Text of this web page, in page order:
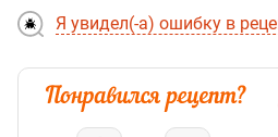
Я увидел(-а) ошибку в